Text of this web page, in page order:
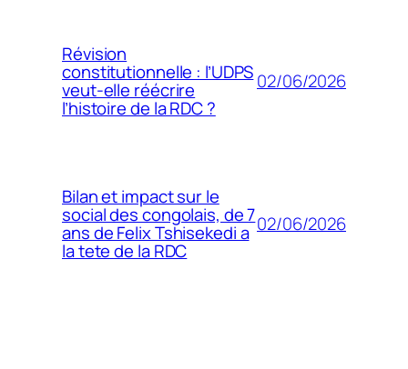
Révision
constitutionnelle : l’UDPS
veut-elle réécrire
l’histoire de la RDC ?
02/06/2026
Bilan et impact sur le
social des congolais, de 7
ans de Felix Tshisekedi a
la tete de la RDC
02/06/2026